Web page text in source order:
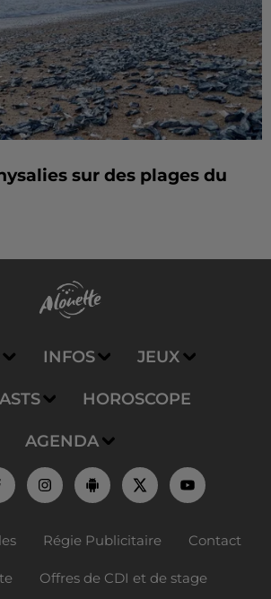
sur des plages du
INFOS JEUX
HOROSCOPE
AGENDA
Régie Publicitaire Contact
Offres de CDI et de stage